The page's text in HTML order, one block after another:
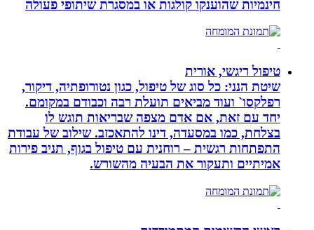
חינמיות שהוענקו קולגות או במסגרת שיתופי פעולה
טיפול ריגשי, אורית
שיטת הנני: כל סוג של טיפול, כגון נטורופתיה, דיקור,
רפלקסו` ועוד מביאים תועלת רבה וכבודם במקומם.
יחד עם זאת, אם אדם מצפה שבריאות תוגש לו
בצלחת, כמו במסעדה, דינו להתאכזב. שילוב של עבודת
התפתחות רגשית – רוחנית עם טיפול בגוף, תניב פירות
אמיתיים ותעקור את הבעיה מהשורש.